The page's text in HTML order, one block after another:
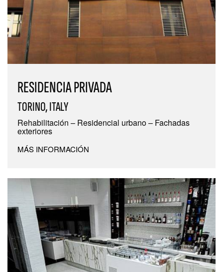
RESIDENCIA PRIVADA
TORINO, ITALY
Rehabilitación – Residencial urbano – Fachadas
exteriores
MÁS INFORMACIÓN